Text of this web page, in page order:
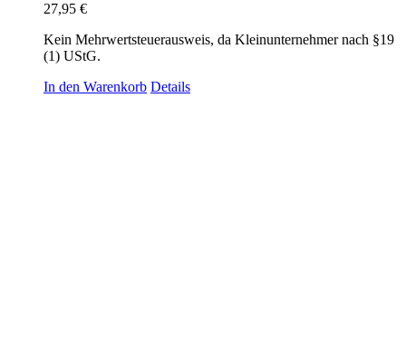
27,95 €
Kein Mehrwertsteuerausweis, da Kleinunternehmer nach §19
(1) UStG.
In den Warenkorb Details